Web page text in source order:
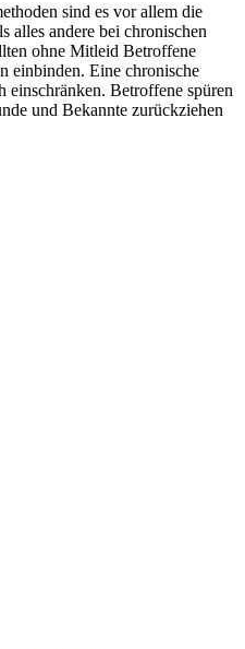
sind es vor allem die
alles andere bei chronischen
ohne Mitleid Betroffene
einbinden. Eine chronische
Betroffene spüren
und Bekannte zurückziehen